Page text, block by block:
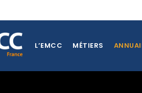
L’EMCC MÉTIERS